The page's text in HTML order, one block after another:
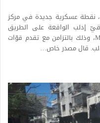
نقطة عسكرية جديدة في مركز
إدلب الواقعة على الطريق
الدولي (حلب - دمشق) الذي يُعرف بـ M 5، وذلك بالتزامن مع تقدم قوّات
قال مصدر خاص…